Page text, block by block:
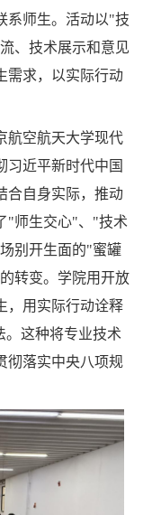
师生。 活动以"技
、技术展示和意见
需求，以实际行动
航空航天大学现代
习近平新时代中国
合自身实际，推动
"师生交心"、 "技术
别开生面的"蜜罐
转变。学院用开放
，用实际行动诠释
。这种将专业技术
彻落实中央八项规